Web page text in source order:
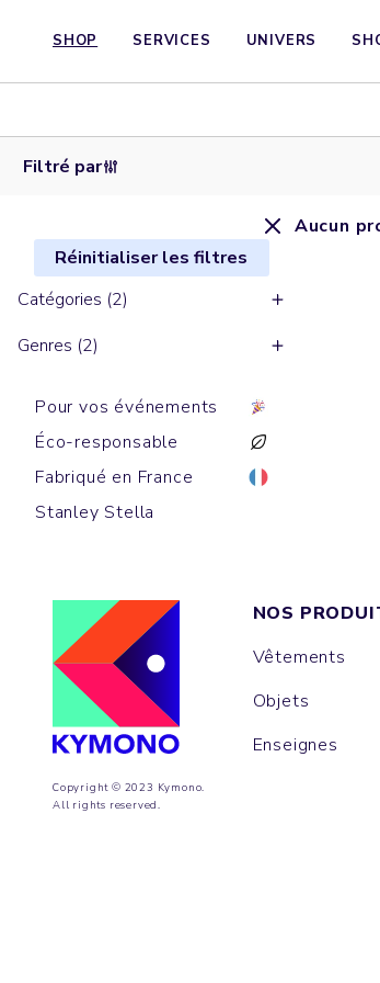
SHOP SERVICES UNIVERS
Filtré par
Réinitialiser les filtres
Catégories (2)
Genres (2)
Pour vos événements
Éco-responsable
Fabriqué en France
Stanley Stella
Aucun
Copyright © 2023 Kymono.
All rights reserved.
NOS
Vêtements
Objets
Enseignes